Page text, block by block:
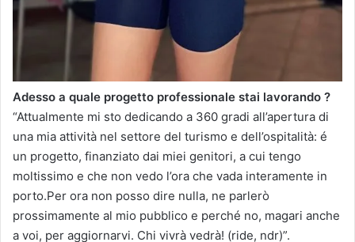
Adesso a quale progetto professionale stai lavorando ?
“Attualmente mi sto dedicando a 360 gradi all’apertura di
una mia attività nel settore del turismo e dell’ospitalità: é
un progetto, finanziato dai miei genitori, a cui tengo
moltissimo e che non vedo l’ora che vada interamente in
porto.Per ora non posso dire nulla, ne parlerò
prossimamente al mio pubblico e perché no, magari anche
a voi, per aggiornarvi. Chi vivrà vedrà! (ride, ndr)”.